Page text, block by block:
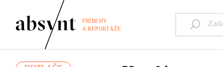
PRÍBEHY
A REPORTÁŽE